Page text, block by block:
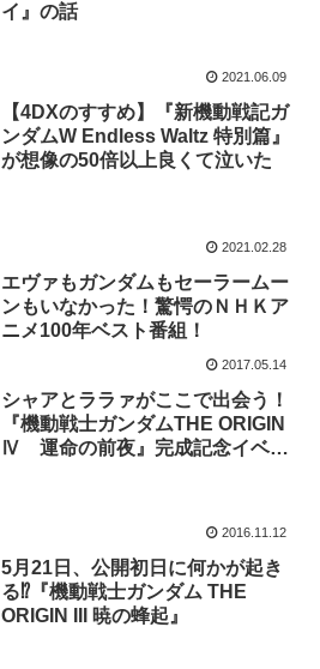
イ』の話
2021.06.09
【4DXのすすめ】『新機動戦記ガ
ンダムW Endless Waltz 特別篇』
が想像の50倍以上良くて泣いた
2021.02.28
エヴァもガンダムもセーラームー
ンもいなかった！驚愕のＮＨＫア
ニメ100年ベスト番組！
2017.05.14
シャアとララァがここで出会う！
『機動戦士ガンダムTHE ORIGIN
Ⅳ 運命の前夜』完成記念イベン
2016.11.12
5月21日、公開初日に何かが起き
る⁉『機動戦士ガンダム THE
ORIGIN III 暁の蜂起』